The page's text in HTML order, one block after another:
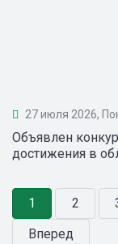
27 июля 2026,
Объявлен
достижения в
1 2
Вперед